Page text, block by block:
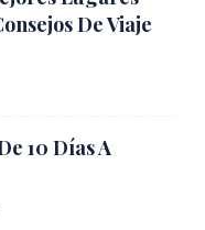
De Viaje
10 Días A